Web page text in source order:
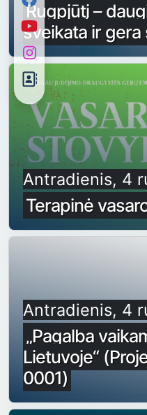
Rugpjūtį –
sveikata ir gera
Antradienis, 4
Terapinė
Antradienis, 4
„Pagalba
Lietuvoje“
0001)